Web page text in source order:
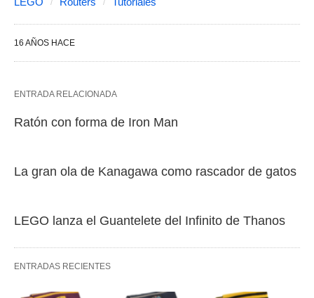
16 AÑOS HACE
ENTRADA RELACIONADA
Ratón con forma de Iron Man
La gran ola de Kanagawa como rascador de gatos
LEGO lanza el Guantelete del Infinito de Thanos
ENTRADAS RECIENTES